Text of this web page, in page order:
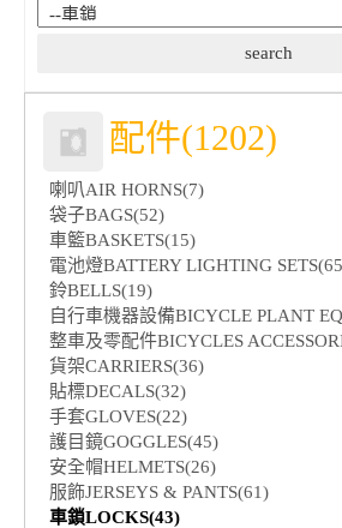
配件(1202)
喇叭AIR HORNS(7)
袋子BAGS(52)
車籃BASKETS(15)
電池燈BATTERY LIGHTING
鈴BELLS(19)
自行車機器設備BICYCLE PLANT
整車及零配件BICYCLES
貨架CARRIERS(36)
貼標DECALS(32)
手套GLOVES(22)
護目鏡GOGGLES(45)
安全帽HELMETS(26)
服飾JERSEYS & PANTS(61)
車鎖LOCKS(43)